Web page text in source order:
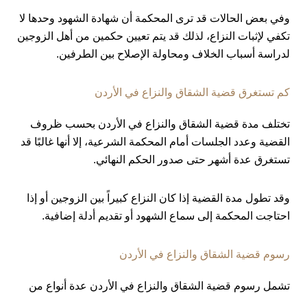
وفي بعض الحالات قد ترى المحكمة أن شهادة الشهود وحدها لا
تكفي لإثبات النزاع، لذلك قد يتم تعيين حكمين من أهل الزوجين
لدراسة أسباب الخلاف ومحاولة الإصلاح بين الطرفين.
كم تستغرق قضية الشقاق والنزاع في الأردن
تختلف مدة قضية الشقاق والنزاع في الأردن بحسب ظروف
القضية وعدد الجلسات أمام المحكمة الشرعية، إلا أنها غالبًا قد
تستغرق عدة أشهر حتى صدور الحكم النهائي.
وقد تطول مدة القضية إذا كان النزاع كبيراً بين الزوجين أو إذا
احتاجت المحكمة إلى سماع الشهود أو تقديم أدلة إضافية.
رسوم قضية الشقاق والنزاع في الأردن
تشمل رسوم قضية الشقاق والنزاع في الأردن عدة أنواع من